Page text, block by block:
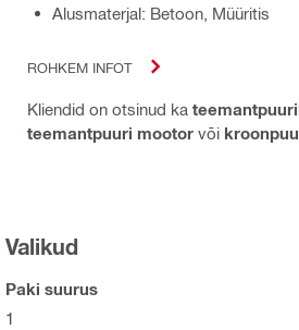
Alusmaterjal: Betoon, Müüritis
ROHKEM INFOT
Kliendid on otsinud ka
teemantpuuri mootor või
Valikud
Paki suurus
1